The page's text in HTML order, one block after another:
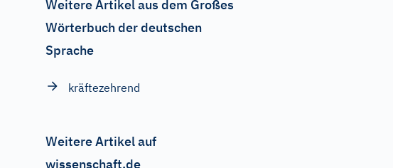
Weitere Artikel aus dem Großes
Wörterbuch der deutschen
Sprache
kräftezehrend
Weitere Artikel auf
wissenschaft.de